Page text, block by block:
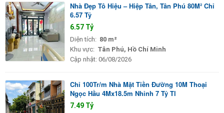
Nhà Đẹp Tô Hiệu – Hiệp Tân, Tân Phú 80M² Chỉ
6.57 Tỷ
6.57 Tỷ
Diện tích: 80 m²
Khu vực: Tân Phú, Hồ Chí Minh
Cập nhật: 06/08/2026
Chỉ 100Tr/m Nhà Mặt Tiền Đường 10M Thoại
Ngọc Hầu 4Mx18.5m Nhỉnh 7 Tỷ Tl
7.49 Tỷ